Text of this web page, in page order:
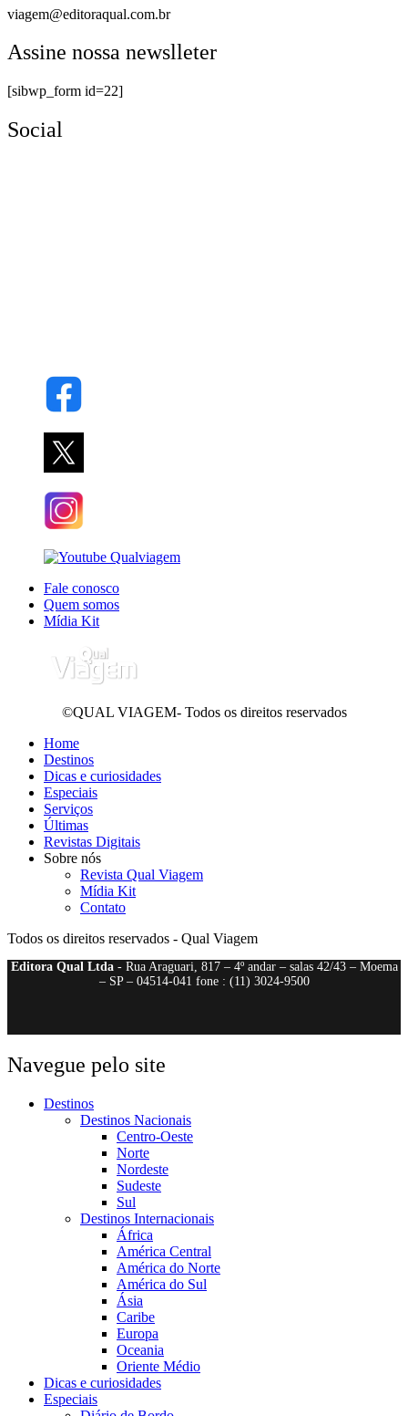
viagem@editoraqual.com.br
Assine nossa newslleter
[sibwp_form id=22]
Social
Fale conosco
Quem somos
Mídia Kit
©QUAL VIAGEM- Todos os direitos reservados
Home
Destinos
Dicas e curiosidades
Especiais
Serviços
Últimas
Revistas Digitais
Sobre nós
Revista Qual Viagem
Mídia Kit
Contato
Todos os direitos reservados - Qual Viagem
Editora Qual Ltda- Rua Araguari, 817 – 4º andar – salas 42/43 – Moema
– SP – 04514-041 fone : (11) 3024-9500
Navegue pelo site
Destinos
Destinos Nacionais
Centro-Oeste
Norte
Nordeste
Sudeste
Sul
Destinos Internacionais
África
América Central
América do Norte
América do Sul
Ásia
Caribe
Europa
Oceania
Oriente Médio
Dicas e curiosidades
Especiais